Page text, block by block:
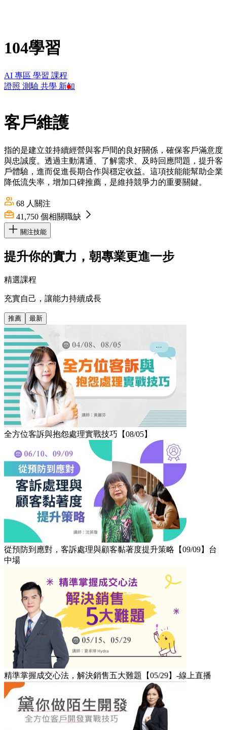
104學習
AI 專區 學習 課程
證照 測驗 共學 新知
客戶維護
指的是建立並持續經營與客戶間的良好關係，確保客戶滿意度
與忠誠度。透過主動溝通、了解需求、及時回應問題，提升客
戶體驗，進而促進長期合作與穩定收益。這項技能能幫助企業
降低流失率，增加口碑推薦，是維持競爭力的重要關鍵。
68 人關注
41,750 個相關職缺
關注技能
提升你的實力，朝專業更進一步
精選課程
充實自己，讓能力持續成長
推薦 最新
全方位客訴與抱怨處理實戰技巧【08/05】
從預防到應對，客訴處理與顧客黏著度提升策略【09/09】台
中場
精準掌握成交心法，解決銷售五大難題【05/29】-線上直播